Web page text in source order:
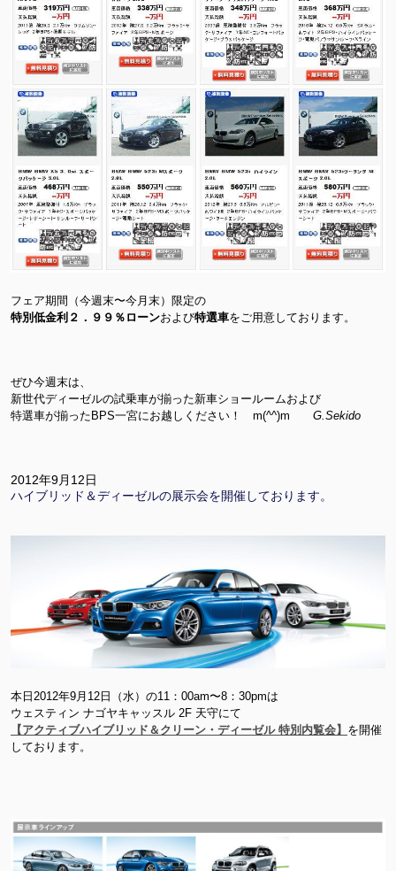
フェア期間（今週末〜今月末）限定の
特別低金利２．９９％ローンおよび特選車をご用意しております。
ぜひ今週末は、
新世代ディーゼルの試乗車が揃った新車ショールームおよび
特選車が揃ったBPS一宮にお越しください！ m(^^)m G.Sekido
2012年9月12日
ハイブリッド＆ディーゼルの展示会を開催しております。
本日2012年9月12日（水）の11：00am〜8：30pmは
ウェスティン ナゴヤキャッスル 2F 天守にて
【アクティブハイブリッド＆クリーン・ディーゼル 特別内覧会】 を開催
しております。